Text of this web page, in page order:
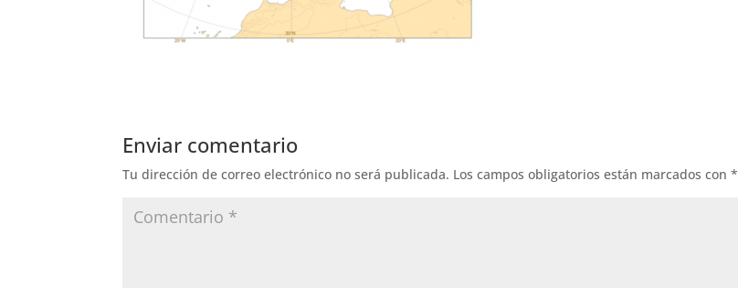
Enviar comentario
Tu dirección de correo electrónico no será publicada. Los campos obligatorios están marcados con*